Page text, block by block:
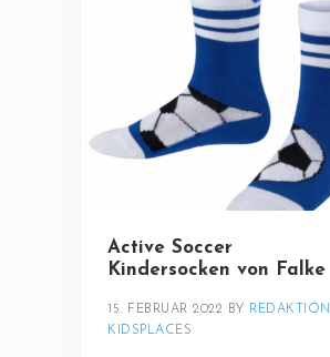
Active Soccer
Kindersocken von Falke
15. FEBRUAR 2022 BY REDAKTION
KIDSPLACES